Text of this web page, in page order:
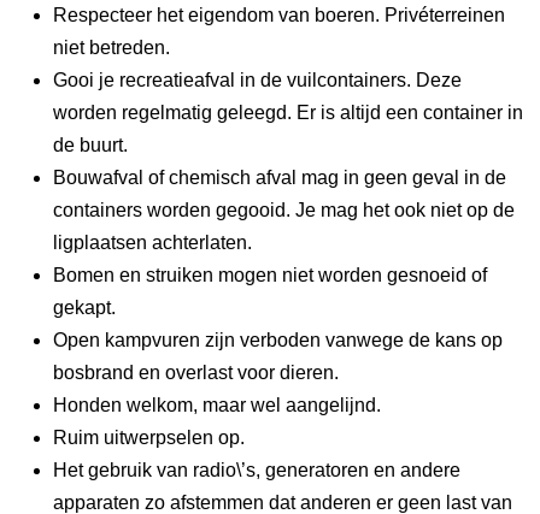
Respecteer het eigendom van boeren. Privéterreinen
niet betreden.
Gooi je recreatieafval in de vuilcontainers. Deze
worden regelmatig geleegd. Er is altijd een container in
de buurt.
Bouwafval of chemisch afval mag in geen geval in de
containers worden gegooid. Je mag het ook niet op de
ligplaatsen achterlaten.
Bomen en struiken mogen niet worden gesnoeid of
gekapt.
Open kampvuren zijn verboden vanwege de kans op
bosbrand en overlast voor dieren.
Honden welkom, maar wel aangelijnd.
Ruim uitwerpselen op.
Het gebruik van radio\’s, generatoren en andere
apparaten zo afstemmen dat anderen er geen last van